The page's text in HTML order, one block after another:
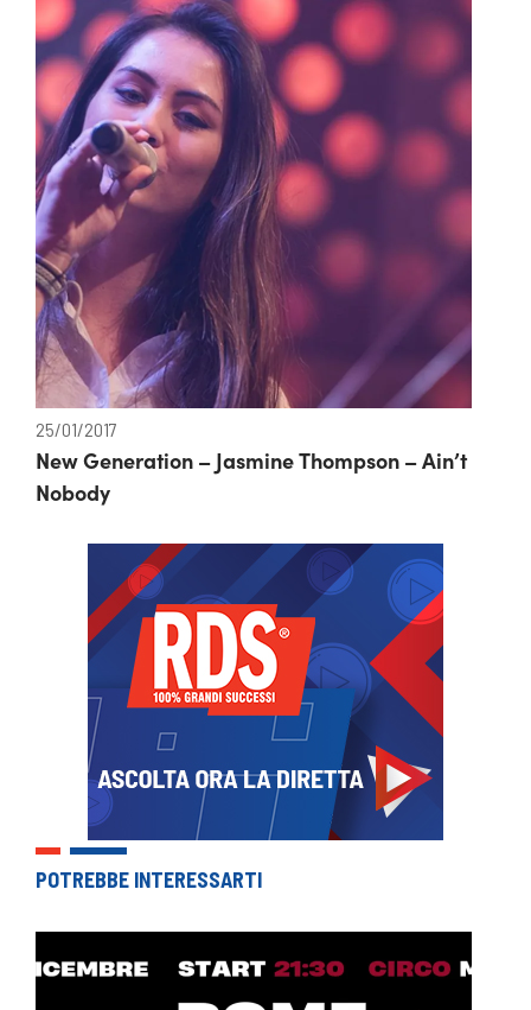
25/01/2017
New Generation – Jasmine Thompson – Ain’t
Nobody
POTREBBE INTERESSARTI